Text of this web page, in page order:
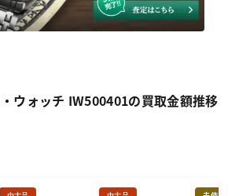
ウォッチ IW500401の買取金額推移